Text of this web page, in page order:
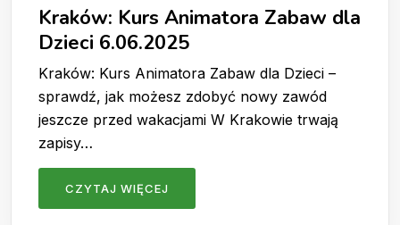
Kraków: Kurs Animatora Zabaw dla
Dzieci 6.06.2025
Kraków: Kurs Animatora Zabaw dla Dzieci –
sprawdź, jak możesz zdobyć nowy zawód
jeszcze przed wakacjami W Krakowie trwają
zapisy…
CZYTAJ WIĘCEJ